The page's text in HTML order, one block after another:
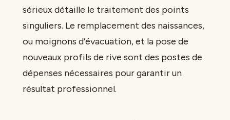
sérieux détaille le traitement des points
singuliers. Le remplacement des naissances,
ou moignons d’évacuation, et la pose de
nouveaux profils de rive sont des postes de
dépenses nécessaires pour garantir un
résultat professionnel.